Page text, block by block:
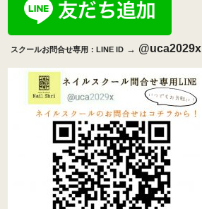
スクールお問合せ専用：LINE ID → @uca2029x